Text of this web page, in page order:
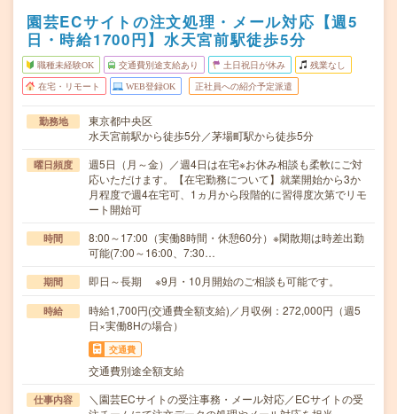
園芸ECサイトの注文処理・メール対応【週5
日・時給1700円】水天宮前駅徒歩5分
職種未経験OK 交通費別途支給あり 土日祝日が休み 残業なし
在宅・リモート WEB登録OK 正社員への紹介予定派遣
勤務地
東京都中央区
水天宮前駅から徒歩5分／茅場町駅から徒歩5分
曜日頻度
週5日（月～金）／週4日は在宅※お休み相談も柔軟にご対
応いただけます。【在宅勤務について】就業開始から3か
月程度で週4在宅可、1ヵ月から段階的に習得度次第でリモ
ート開始可
時間
8:00～17:00（実働8時間・休憩60分）※閑散期は時差出勤
可能(7:00～16:00、7:30…
期間 即日～長期 ※9月・10月開始のご相談も可能です。
時給
時給1,700円(交通費全額支給)／月収例：272,000円（週5
日×実働8Hの場合）
交通費
交通費別途全額支給
仕事内容
＼園芸ECサイトの受注事務・メール対応／ECサイトの受